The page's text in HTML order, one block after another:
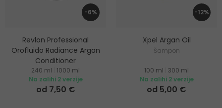
-6%
Revlon Professional
Orofluido Radiance Argan
Conditioner
Regenerator s arganovim
uljem za sve tipove kose
240 ml
1000 ml
Na zalihi 2 verzije
od 7,50 €
-12%
Xpel Argan Oil
Šampon
100 ml 300 ml
Na zalihi 2 verzije
od 5,00 €